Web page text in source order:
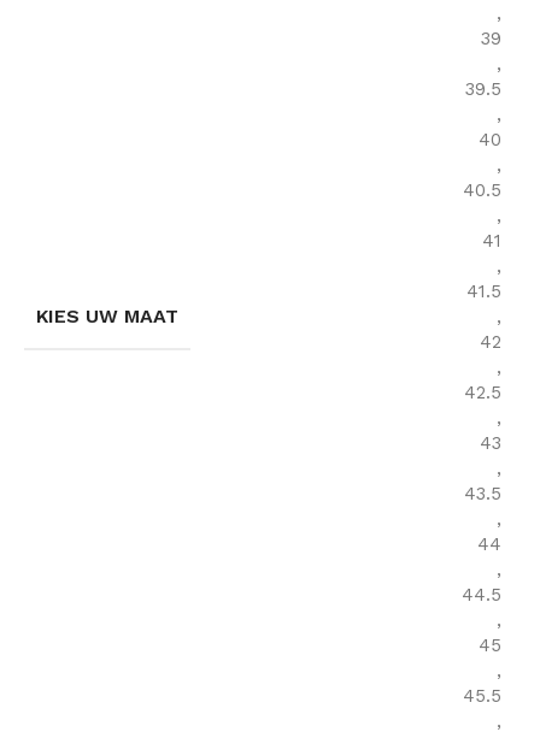
KIES UW MAAT
,
39
,
39.5
,
40
,
40.5
,
41
,
41.5
,
42
,
42.5
,
43
,
43.5
,
44
,
44.5
,
45
,
45.5
,